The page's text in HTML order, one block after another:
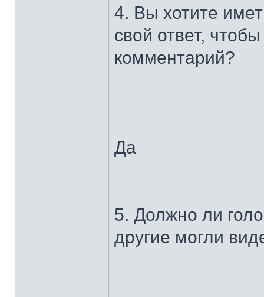
4. Вы хотите
свой ответ,
комментарий?
Да
5. Должно ли
другие могли